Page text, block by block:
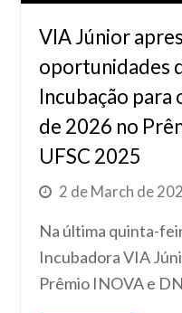
VIA Júnior
oportunidades
Incubação
de 2026 no
UFSC 2025
2 de March de
Na última quinta-
Incubadora VIA
Prêmio INOVA e